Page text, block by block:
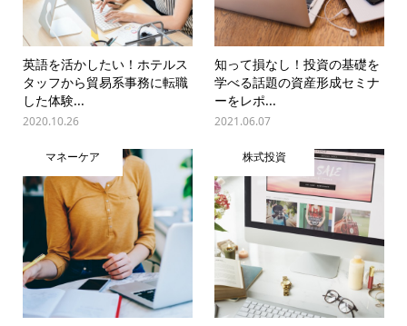
英語を活かしたい！ホテルス
タッフから貿易系事務に転職
した体験...
2020.10.26
知って損なし！投資の基礎を
学べる話題の資産形成セミナ
ーをレポ...
2021.06.07
マネーケア 株式投資